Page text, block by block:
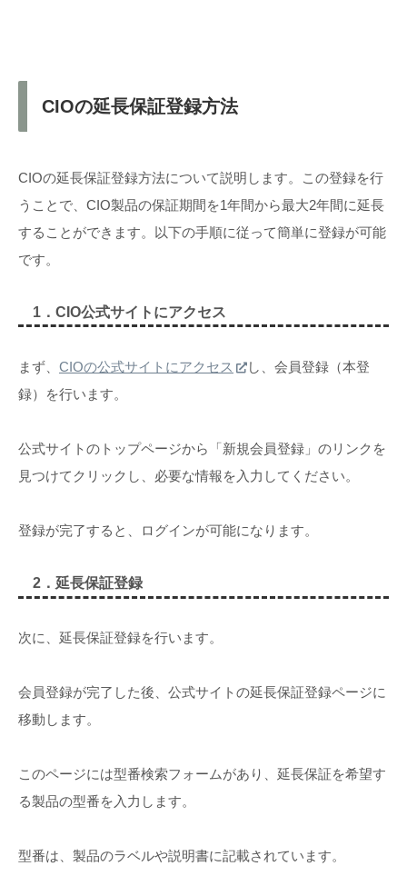
CIOの延長保証登録方法
CIOの延長保証登録方法について説明します。この登録を行
うことで、CIO製品の保証期間を1年間から最大2年間に延長
することができます。以下の手順に従って簡単に登録が可能
です。
1．CIO公式サイトにアクセス
まず、 CIOの公式サイトにアクセス
し、会員登録（本登
録）を行います。
公式サイトのトップページから「新規会員登録」のリンクを
見つけてクリックし、必要な情報を入力してください。
登録が完了すると、ログインが可能になります。
2．延長保証登録
次に、延長保証登録を行います。
会員登録が完了した後、公式サイトの延長保証登録ページに
移動します。
このページには型番検索フォームがあり、延長保証を希望す
る製品の型番を入力します。
型番は、製品のラベルや説明書に記載されています。